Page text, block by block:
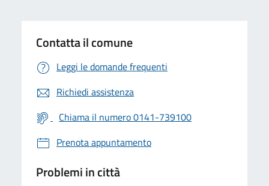
Contatta il comune
Leggi le domande frequenti
Richiedi assistenza
Chiama il numero 0141-739100
Prenota appuntamento
Problemi in città